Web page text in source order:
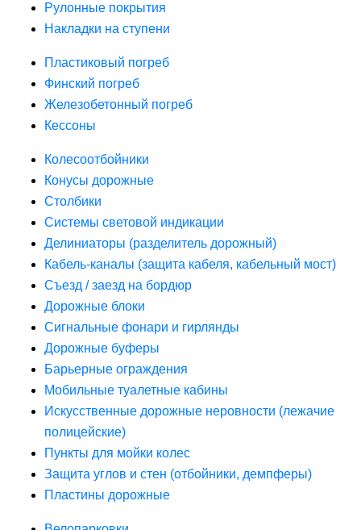
Рулонные покрытия
Накладки на ступени
Пластиковый погреб
Финский погреб
Железобетонный погреб
Кессоны
Колесоотбойники
Конусы дорожные
Столбики
Системы световой индикации
Делиниаторы (разделитель дорожный)
Кабель-каналы (защита кабеля, кабельный мост)
Съезд / заезд на бордюр
Дорожные блоки
Сигнальные фонари и гирлянды
Дорожные буферы
Барьерные ограждения
Мобильные туалетные кабины
Искусственные дорожные неровности (лежачие
полицейские)
Пункты для мойки колес
Защита углов и стен (отбойники, демпферы)
Пластины дорожные